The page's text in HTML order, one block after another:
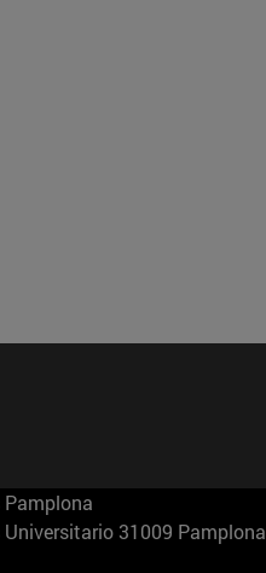
Pamplona
Universitario 31009 Pamplona